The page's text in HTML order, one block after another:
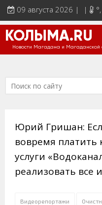
09 августа 2026 | | °
КОЛЫМА.RU
Новости Магадана и Магаданской
Юрий Гришан:
вовремя платить
услуги
реализовать все
Видеорепортажи